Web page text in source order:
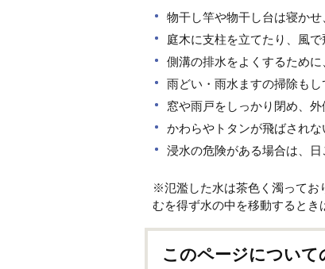
物干し竿や物干し台は寝か
庭木に支柱を立てたり、風
側溝の排水をよくするため
雨どい・雨水ますの掃除もし
窓や雨戸をしっかり閉め、外
かわらやトタンが飛ばされな
浸水の危険がある場合は、日
※氾濫した水は茶色く濁ってお
むを得ず水の中を移動するとき
このページについて